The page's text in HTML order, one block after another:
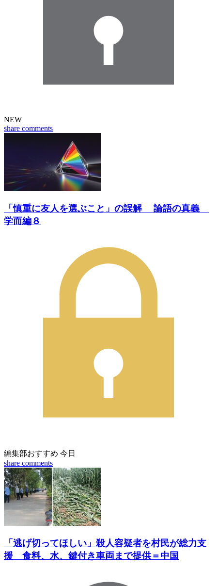
NEW
share comments
「慎重に友人を選ぶこと」の誤解 論語の真義
学而編８
編集部おすすめ 今日
share comments
「逃げ切ってほしい」殺人容疑者を村民が総力支
援 食料、水、鍵付き車両まで提供＝中国